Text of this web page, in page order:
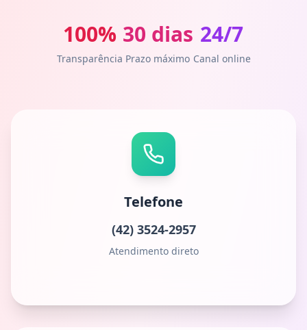
100%
Transparência
30 dias
Prazo máximo
24/7
Canal online
Telefone
(42) 3524-2957
Atendimento direto